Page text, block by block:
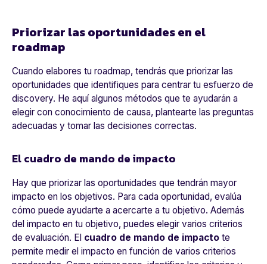
Priorizar las oportunidades en el
roadmap
Cuando elabores tu roadmap, tendrás que priorizar las
oportunidades que identifiques para centrar tu esfuerzo de
discovery. He aquí algunos métodos que te ayudarán a
elegir con conocimiento de causa, plantearte las preguntas
adecuadas y tomar las decisiones correctas.
El cuadro de mando de impacto
Hay que priorizar las oportunidades que tendrán mayor
impacto en los objetivos. Para cada oportunidad, evalúa
cómo puede ayudarte a acercarte a tu objetivo. Además
del impacto en tu objetivo, puedes elegir varios criterios
de evaluación. El cuadro de mando de impacto te
permite medir el impacto en función de varios criterios